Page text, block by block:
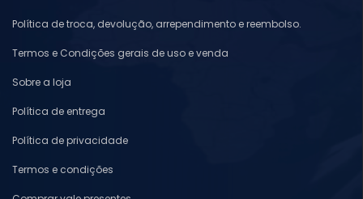
Política de troca, devolução, arrependimento e reembolso.
Termos e Condições gerais de uso e venda
Sobre a loja
Política de entrega
Política de privacidade
Termos e condições